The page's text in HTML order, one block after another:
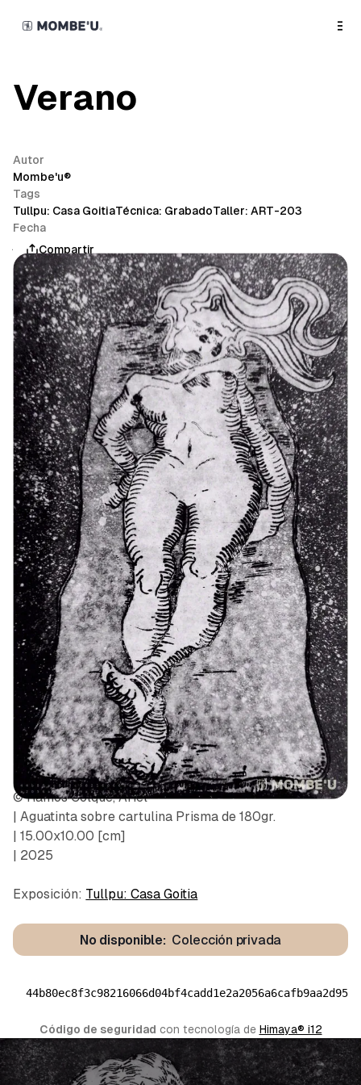
Verano
Autor
Mombe'u®
Tags
Tullpu: Casa GoitiaTécnica: GrabadoTaller: ART-203
Fecha
junio 23, 2025
Compartir
© Ramos Colque, Ariel
| Aguatinta sobre cartulina Prisma de 180gr.
| 15.00x10.00 [cm]
| 2025
Exposición: Tullpu: Casa Goitia
No disponible: Colección privada
Código de seguridad con tecnología de Himaya® i12